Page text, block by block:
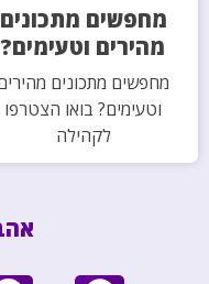
מחפשים מתכונים
מהירים וטעימים?
מחפשים מתכונים
וטעימים? בואו הצטרפו
לקהילה